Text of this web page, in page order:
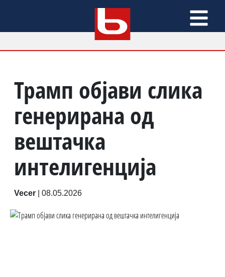
Трамп објави слика
генерирана од
вештачка
интелигенција
Vecer 08.05.2026